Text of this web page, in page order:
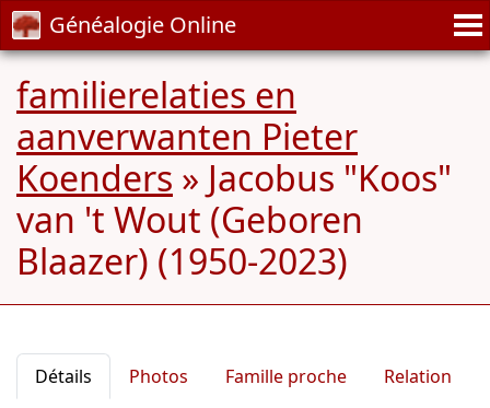
Généalogie Online
familierelaties en
aanverwanten Pieter
Koenders » Jacobus "Koos"
van 't Wout (Geboren
Blaazer) (1950-2023)
Détails Photos Famille proche
Relation